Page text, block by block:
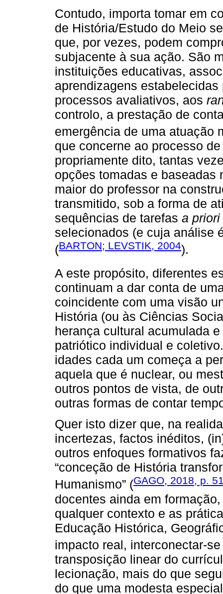
Contudo, importa tomar em
de História/Estudo do Meio
que, por vezes, podem
subjacente à sua ação. São
instituições educativas,
aprendizagens
processos avaliativos, aos
controlo, a prestação de
emergência de uma atuação
que concerne ao processo
propriamente dito, tantas
opções tomadas e baseadas
maior do professor na
transmitido, sob a forma de
sequências de tarefas a priori
selecionados (e cuja análise
(BARTON; LEVSTIK, 2004).
A este propósito, diferentes
continuam a dar conta de
coincidente com uma visão
História (ou às Ciências
herança cultural acumulada
patriótico individual e
idades cada um começa a
aquela que é nuclear, ou
outros pontos de vista, de
outras formas de contar
Quer isto dizer que, na
incertezas, factos inéditos,
outros enfoques formativos
“conceção de História
Humanismo” (GAGO, 2018, p.
docentes ainda em
qualquer contexto e as
Educação Histórica,
impacto real, interconectar-se
transposição linear do
lecionação, mais do que
do que uma modesta